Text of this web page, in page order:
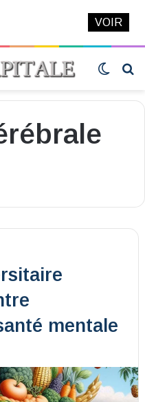
Switch
mentale
VOIR